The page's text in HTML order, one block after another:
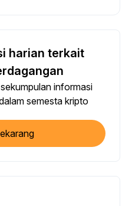
harian terkait
informasi
semesta kripto